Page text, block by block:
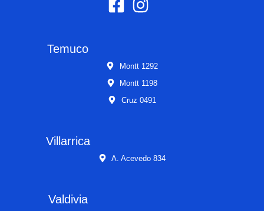
Temuco
Montt 1292
Montt 1198
Cruz 0491
Villarrica
A. Acevedo 834
Valdivia